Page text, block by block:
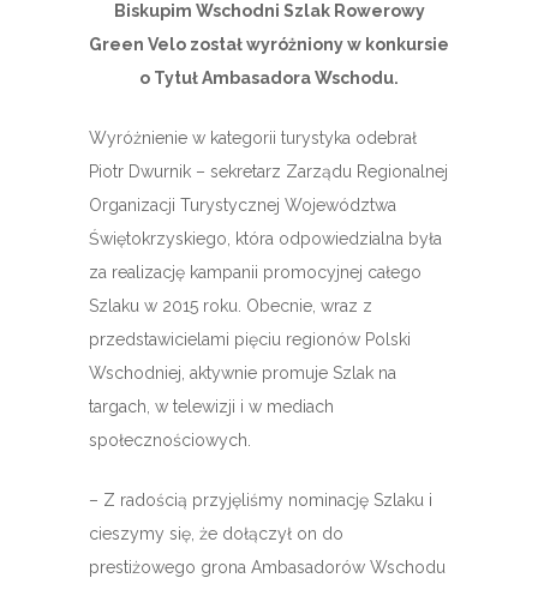
Biskupim Wschodni Szlak Rowerowy
Green Velo został wyróżniony w konkursie
o Tytuł Ambasadora Wschodu.
Wyróżnienie w kategorii turystyka odebrał
Piotr Dwurnik – sekretarz Zarządu Regionalnej
Organizacji Turystycznej Województwa
Świętokrzyskiego, która odpowiedzialna była
za realizację kampanii promocyjnej całego
Szlaku w 2015 roku. Obecnie, wraz z
przedstawicielami pięciu regionów Polski
Wschodniej, aktywnie promuje Szlak na
targach, w telewizji i w mediach
społecznościowych.
– Z radością przyjęliśmy nominację Szlaku i
cieszymy się, że dołączył on do
prestiżowego grona Ambasadorów Wschodu